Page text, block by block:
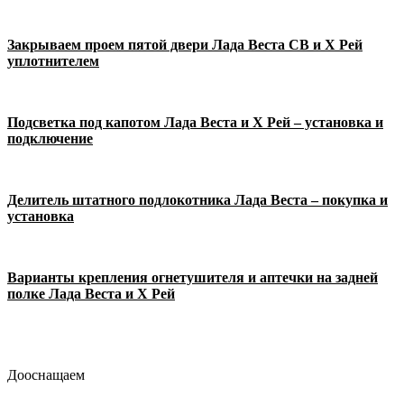
Закрываем проем пятой двери Лада Веста СВ и Х Рей
уплотнителем
Подсветка под капотом Лада Веста и Х Рей – установка и
подключение
Делитель штатного подлокотника Лада Веста – покупка и
установка
Варианты крепления огнетушителя и аптечки на задней
полке Лада Веста и Х Рей
Дооснащаем